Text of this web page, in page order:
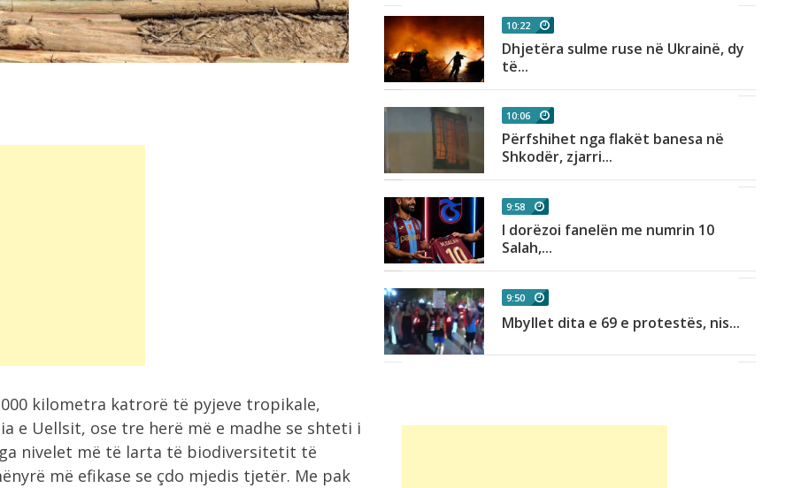
kilometra katrorë të pyjeve tropikale,
e Uellsit, ose tre herë më e madhe se shteti i
nivelet më të larta të biodiversitetit të
më efikase se çdo mjedis tjetër. Me pak
7:17 Vizita e tij e parë në Serbi,... 10:22
Dhjetëra sulme ruse në Ukrainë, dy
të...
10:06
Përfshihet nga flakët banesa në
Shkodër, zjarri...
9:58
I dorëzoi fanelën me numrin 10
Salah,...
9:50
Mbyllet dita e 69 e protestës, nis...